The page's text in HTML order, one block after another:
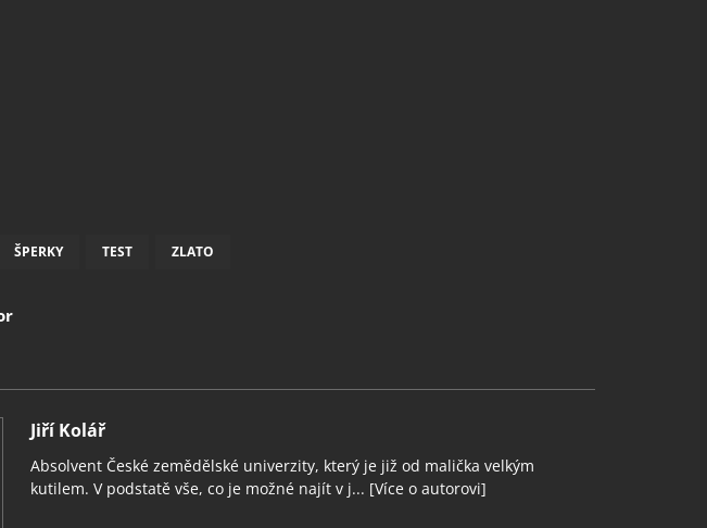
ŠPERKY TEST ZLATO
Jiří Kolář
Absolvent České zemědělské univerzity, který je již od malička velkým
kutilem. V podstatě vše, co je možné najít v j... [Více o autorovi]